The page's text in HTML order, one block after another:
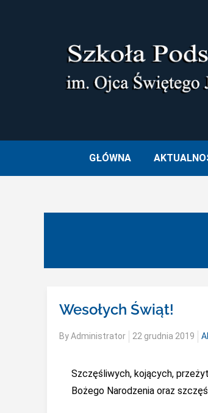
SZKOŁA
GŁÓWNA
Wesołych Świąt!
ByAdministrator
Posted
22 grudnia 2019
Szczęśliwych, kojących,
Bożego Narodzenia oraz